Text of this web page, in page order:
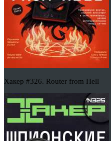
Хакер #326. Router from Hell